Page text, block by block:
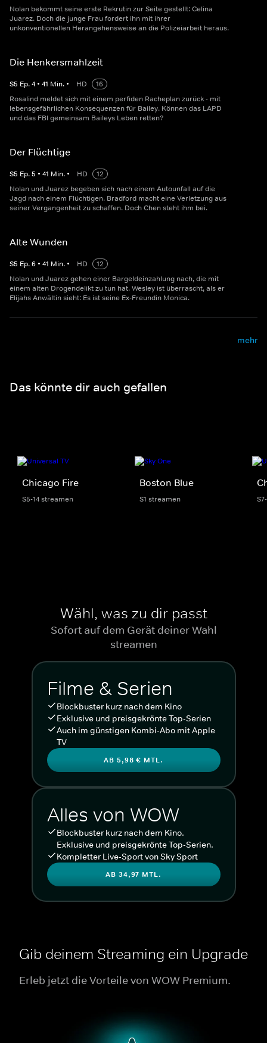
Nolan bekommt seine erste Rekrutin zur Seite gestellt: Celina
Juarez. Doch die junge Frau fordert ihn mit ihrer
unkonventionellen Herangehensweise an die Polizeiarbeit heraus.
Die Henkersmahlzeit
S5 Ep.4 • 41 Min. • HD
16
Rosalind meldet sich mit einem perfiden Racheplan zurück - mit
lebensgefährlichen Konsequenzen für Bailey. Können das LAPD
und das FBI gemeinsam Baileys Leben retten?
Der Flüchtige
S5 Ep.5 • 41 Min. • HD
12
Nolan und Juarez begeben sich nach einem Autounfall auf die
Jagd nach einem Flüchtigen. Bradford macht eine Verletzung aus
seiner Vergangenheit zu schaffen. Doch Chen steht ihm bei.
Alte Wunden
S5 Ep.6 • 41 Min. • HD
12
Nolan und Juarez gehen einer Bargeldeinzahlung nach, die mit
einem alten Drogendelikt zu tun hat. Wesley ist überrascht, als er
Elijahs Anwältin sieht: Es ist seine Ex-Freundin Monica.
mehr
Das könnte dir auch gefallen
Chicago Fire
S5-14 streamen
Boston Blue
S1 streamen
Wähl, was zu dir passt
Sofort auf dem Gerät deiner Wahl
streamen
Filme & Serien
Blockbuster kurz nach dem Kino
Exklusive und preisgekrönte Top-Serien
Auch im günstigen Kombi-Abo mit Apple
TV
AB 5,98 € MTL.
Alles von WOW
Blockbuster kurz nach dem Kino.
Exklusive und preisgekrönte Top-Serien.
Kompletter Live-Sport von Sky Sport
AB 34,97 MTL.
Gib deinem Streaming ein Upgrade
Erleb jetzt die Vorteile von WOW Premium.